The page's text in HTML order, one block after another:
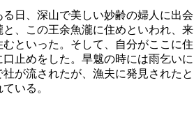
日、深山で美しい妙齢の婦人に出会
、この王余魚瀧に住めといわれ、来
といった。そして、自分がここに住
止めをした。旱魃の時には雨乞いに
が流されたが、漁夫に発見されたと
いる。